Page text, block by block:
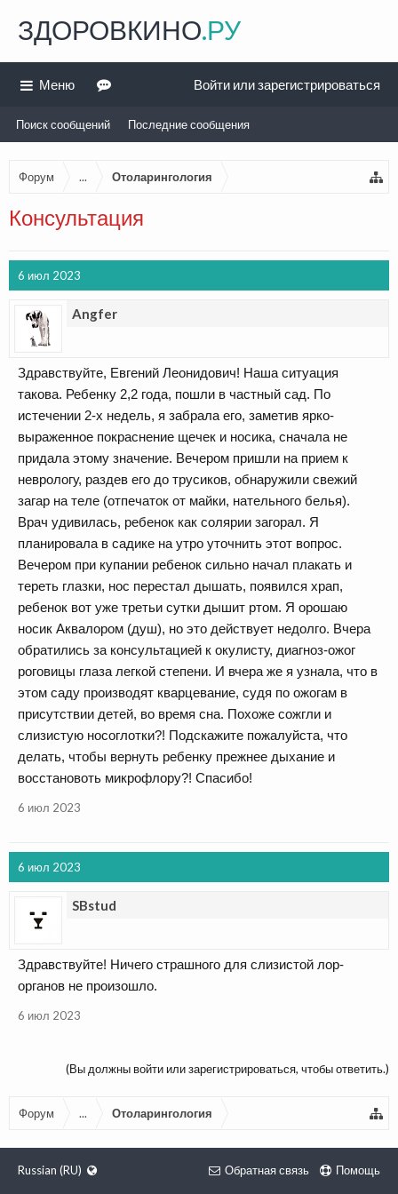
Форум ... Отоларингология
Консультация
6 июл 2023
Angfer
Здравствуйте, Евгений Леонидович! Наша ситуация
такова. Ребенку 2,2 года, пошли в частный сад. По
истечении 2-х недель, я забрала его, заметив ярко-
выраженное покраснение щечек и носика, сначала не
придала этому значение. Вечером пришли на прием к
неврологу, раздев его до трусиков, обнаружили свежий
загар на теле (отпечаток от майки, нательного белья).
Врач удивилась, ребенок как солярии загорал. Я
планировала в садике на утро уточнить этот вопрос.
Вечером при купании ребенок сильно начал плакать и
тереть глазки, нос перестал дышать, появился храп,
ребенок вот уже третьи сутки дышит ртом. Я орошаю
носик Аквалором (душ), но это действует недолго. Вчера
обратились за консультацией к окулисту, диагноз-ожог
роговицы глаза легкой степени. И вчера же я узнала, что в
этом саду производят кварцевание, судя по ожогам в
присутствии детей, во время сна. Похоже сожгли и
слизистую носоглотки?! Подскажите пожалуйста, что
делать, чтобы вернуть ребенку прежнее дыхание и
восстановоть микрофлору?! Спасибо!
6 июл 2023
6 июл 2023
SBstud
Здравствуйте! Ничего страшного для слизистой лор-
органов не произошло.
6 июл 2023
(Вы должны войти или зарегистрироваться, чтобы ответить.)
Форум ... Отоларингология
ЗДОРОВКИНО.РУ
Меню
Поиск сообщений Последние сообщения
Войти или зарегистрироваться
Russian (RU) Обратная связь Помощь